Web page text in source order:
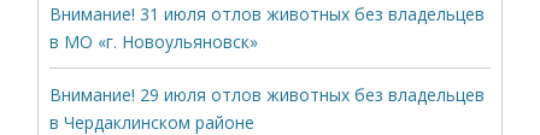
Внимание! 31 июля отлов животных без владельцев
в МО «г. Новоульяновск»
Внимание! 29 июля отлов животных без владельцев
в Чердаклинском районе